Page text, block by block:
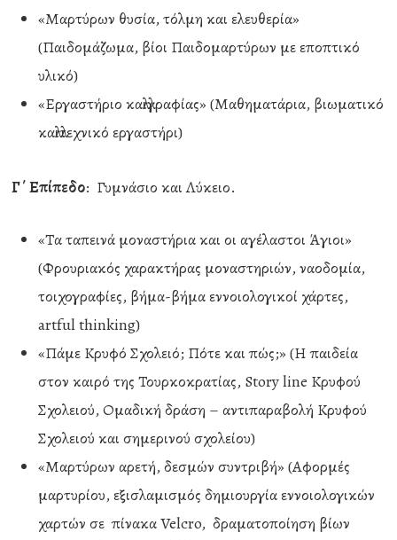
«Μαρτύρων θυσία, τόλμη και ελευθερία»
(Παιδομάζωμα, βίοι Παιδομαρτύρων με εποπτικό
υλικό)
«Εργαστήριο καλλιγραφίας» (Μαθηματάρια, βιωματικό
καλλιτεχνικό εργαστήρι)
Γ΄ Επίπεδο: Γυμνάσιο και Λύκειο.
«Τα ταπεινά μοναστήρια και οι αγέλαστοι Άγιοι»
(Φρουριακός χαρακτήρας μοναστηριών, ναοδομία,
τοιχογραφίες, βήμα-βήμα εννοιολογικοί χάρτες,
artful thinking)
«Πάμε Κρυφό Σχολειό; Πότε και πώς;» (Η παιδεία
στον καιρό της Τουρκοκρατίας, Story line Κρυφού
Σχολειού, Ομαδική δράση – αντιπαραβολή Κρυφού
Σχολειού και σημερινού σχολείου)
«Μαρτύρων αρετή, δεσμών συντριβή» (Αφορμές
μαρτυρίου, εξισλαμισμός δημιουργία εννοιολογικών
χαρτών σε πίνακα Velcro, δραματοποίηση βίων